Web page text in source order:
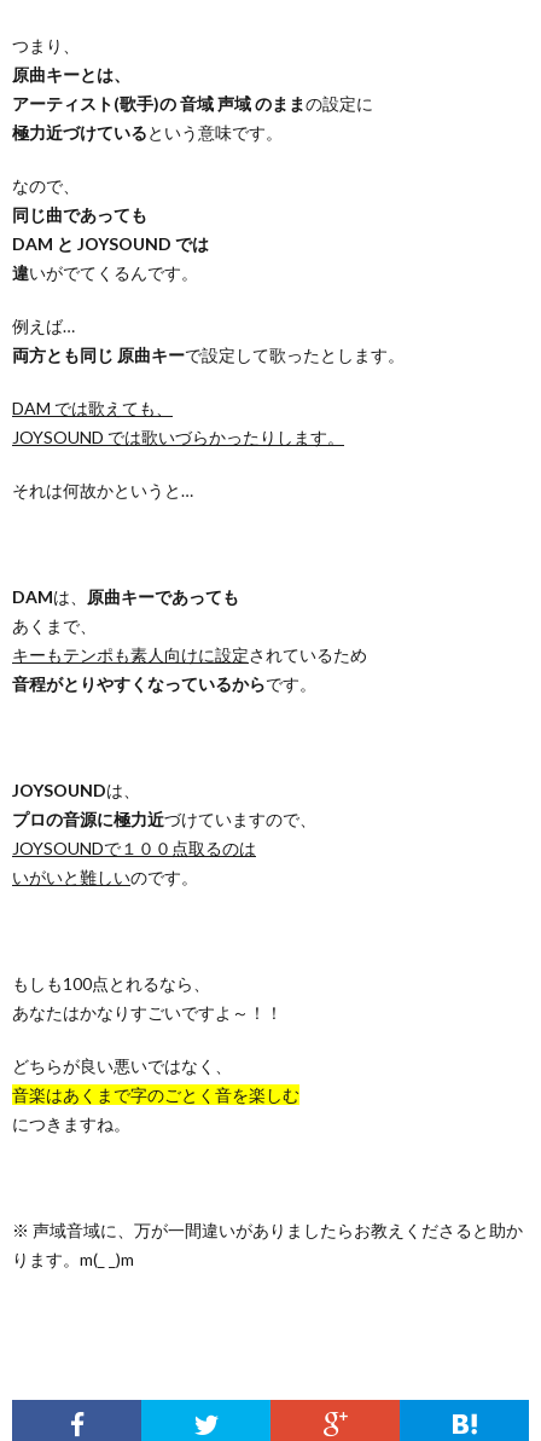
つまり、
原曲キーとは、
アーティスト(歌手)の 音域 声域 のままの設定に
極力近づけているという意味です。
なので、
同じ曲であっても
DAM と JOYSOUND では
違いがでてくるんです。
例えば…
両方とも同じ 原曲キーで設定して歌ったとします。
DAM では歌えても、
JOYSOUND では歌いづらかったりします。
それは何故かというと…
DAMは、 原曲キーであっても
あくまで、
キーもテンポも素人向けに設定されているため
音程がとりやすくなっているからです。
JOYSOUNDは、
プロの音源に極力近づけていますので、
JOYSOUNDで１００点取るのは
いがいと難しいのです。
もしも100点とれるなら、
あなたはかなりすごいですよ～！！
どちらが良い悪いではなく、
音楽はあくまで字のごとく音を楽しむ
につきますね。
※ 声域音域に、万が一間違いがありましたらお教えくださると助か
ります。m(_ _)m